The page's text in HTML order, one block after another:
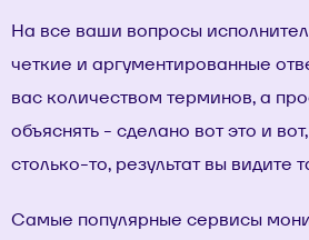
На все ваши вопросы
четкие и аргументированные
вас количеством терминов, а
объяснять - сделано вот это и
столько-то, результат вы видите
Самые популярные сервисы